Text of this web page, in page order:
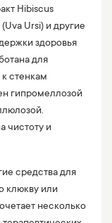
Hibiscus
Ursi) и другие
здоровья
для
стенкам
гипромеллозой
чистоту и
средства для
клюкву или
несколько